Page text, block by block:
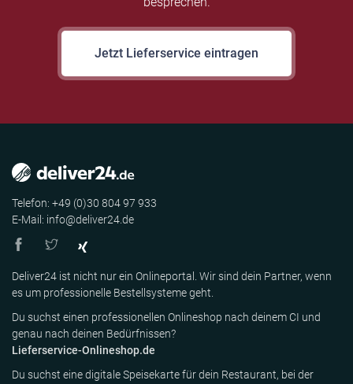
Jetzt Lieferservice eintragen
Telefon: +49 (0)30 804 97 933
E-Mail: info@deliver24.de
Deliver24 ist nicht nur ein Onlineportal. Wir sind dein Partner, wenn
es um professionelle Bestellsysteme geht.
Du suchst einen professionellen Onlineshop nach deinem CI und
genau nach deinen Bedürfnissen?
Lieferservice-Onlineshop.de
Du suchst eine digitale Speisekarte für dein Restaurant, bei der